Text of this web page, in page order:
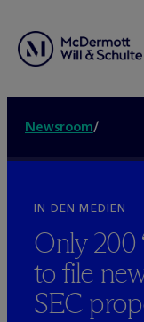
Newsroom/
IN DEN MEDIEN
Only 200
to file
SEC